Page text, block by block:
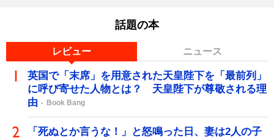
話題の本
レビュー ニュース
英国で「末席」を用意された天皇陛下を「最前列」
に呼び寄せた人物とは？ 天皇陛下が尊敬される理
由
Book Bang
「死ぬとか言うな！」と怒鳴った日、妻は2人の子